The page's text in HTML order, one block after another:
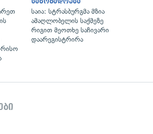
საია: სტრასბურგმა მზია
ამაღლობელის საქმეზე
რიგით მეოთხე საჩივარი
დაარეგისტრირა